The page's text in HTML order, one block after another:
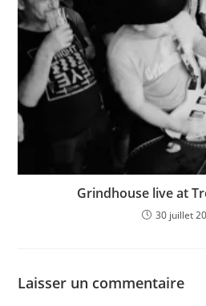
Grindhouse live at
30 juillet
Laisser un commentaire